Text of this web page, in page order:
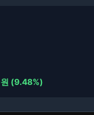
(9.48%)